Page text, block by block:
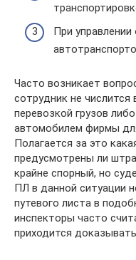
При
Часто возникает
сотрудник не числится
перевозкой грузов
автомобилем фирмы
Полагается за это
предусмотрены ли
крайне спорный, но
ПЛ в данной ситуации
путевого листа в
инспекторы часто
приходится